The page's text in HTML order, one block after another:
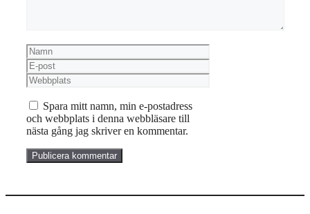
Namn
E-
post
Webbplats
Spara mitt namn, min e-postadress
och webbplats i denna webbläsare till
nästa gång jag skriver en kommentar.